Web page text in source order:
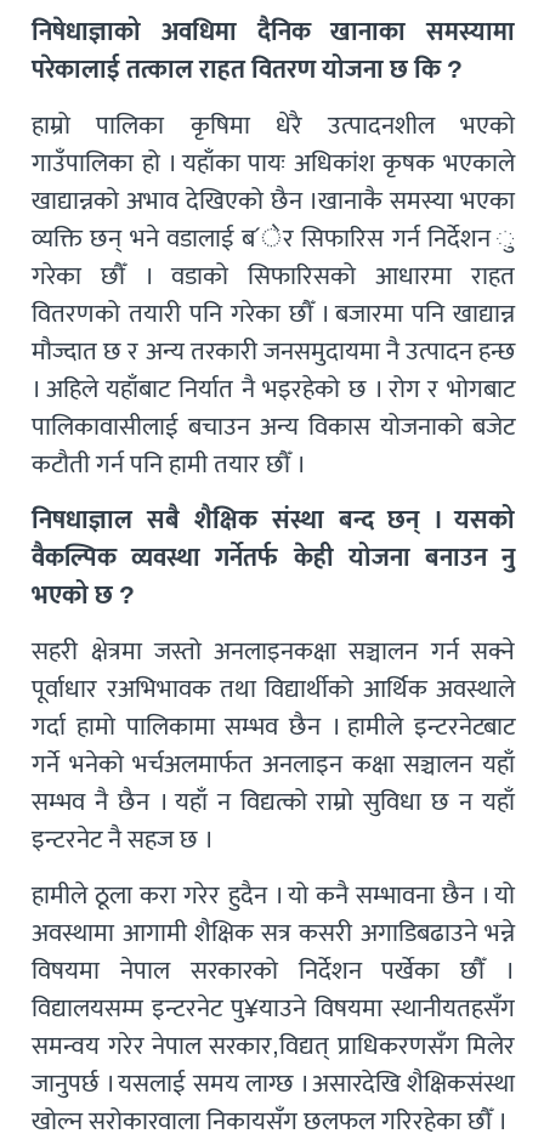
निषेधाज्ञाको अवधिमा दैनिक खानाका समस्यामा
परेकालाई तत्काल राहत वितरण योजना छ कि ?
हाम्रो पालिका कृषिमा धेरै उत्पादनशील भएको
गाउँपालिका हो । यहाँका पायः अधिकांश कृषक भएकाले
खाद्यान्नको अभाव देखिएको छैन ।खानाकै समस्या भएका
व्यक्ति छन् भने वडालाई ब ́ेर सिफारिस गर्न निर्देशन ु
गरेका छौँ । वडाको सिफारिसको आधारमा राहत
वितरणको तयारी पनि गरेका छौँ । बजारमा पनि खाद्यान्न
मौज्दात छ र अन्य तरकारी जनसमुदायमा नै उत्पादन हन्छ
। अहिले यहाँबाट निर्यात नै भइरहेको छ । रोग र भोगबाट
पालिकावासीलाई बचाउन अन्य विकास योजनाको बजेट
कटौती गर्न पनि हामी तयार छौँ ।
निषधाज्ञाल सबै शैक्षिक संस्था बन्द छन् । यसको
वैकल्पिक व्यवस्था गर्नेतर्फ केही योजना बनाउन नु
भएको छ ?
सहरी क्षेत्रमा जस्तो अनलाइनकक्षा सञ्चालन गर्न सक्ने
पूर्वाधार रअभिभावक तथा विद्यार्थीको आर्थिक अवस्थाले
गर्दा हामो पालिकामा सम्भव छैन । हामीले इन्टरनेटबाट
गर्ने भनेको भर्चअलमार्फत अनलाइन कक्षा सञ्चालन यहाँ
सम्भव नै छैन । यहाँ न विद्यत्को राम्रो सुविधा छ न यहाँ
इन्टरनेट नै सहज छ ।
हामीले ठूला करा गरेर हुदैन । यो कनै सम्भावना छैन । यो
अवस्थामा आगामी शैक्षिक सत्र कसरी अगाडिबढाउने भन्ने
विषयमा नेपाल सरकारको निर्देशन पर्खेका छौँ ।
विद्यालयसम्म इन्टरनेट पु¥याउने विषयमा स्थानीयतहसँग
समन्वय गरेर नेपाल सरकार,विद्यत् प्राधिकरणसँग मिलेर
जानुपर्छ । यसलाई समय लाग्छ । असारदेखि शैक्षिकसंस्था
खोल्न सरोकारवाला निकायसँग छलफल गरिरहेका छौँ ।